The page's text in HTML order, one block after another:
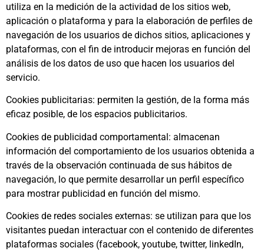
utiliza en la medición de la actividad de los sitios web,
aplicación o plataforma y para la elaboración de perfiles de
navegación de los usuarios de dichos sitios, aplicaciones y
plataformas, con el fin de introducir mejoras en función del
análisis de los datos de uso que hacen los usuarios del
servicio.
Cookies publicitarias: permiten la gestión, de la forma más
eficaz posible, de los espacios publicitarios.
Cookies de publicidad comportamental: almacenan
información del comportamiento de los usuarios obtenida a
través de la observación continuada de sus hábitos de
navegación, lo que permite desarrollar un perfil específico
para mostrar publicidad en función del mismo.
Cookies de redes sociales externas: se utilizan para que los
visitantes puedan interactuar con el contenido de diferentes
plataformas sociales (facebook, youtube, twitter, linkedIn,